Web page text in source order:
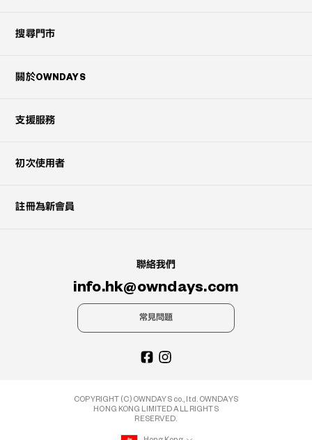
搜尋門市
關於OWNDAYS
支援服務
初次使用者
註冊為新會員
聯絡我們
info.hk@owndays.com
常見問題
COPYRIGHT (C) OWNDAYS co., ltd. OWNDAYS
HONG KONG LIMITED ALL RIGHTS
RESERVED.